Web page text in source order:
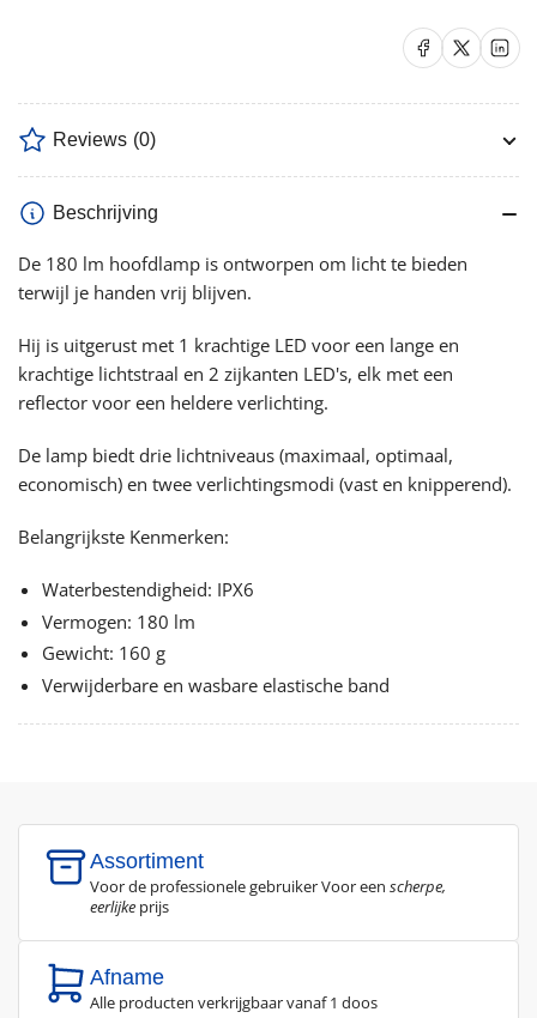
Delen op Facebook
Delen op X Delen
Reviews (0)
Beschrijving
De 180 lm hoofdlamp is ontworpen om licht te bieden
terwijl je handen vrij blijven.
Hij is uitgerust met 1 krachtige LED voor een lange en
krachtige lichtstraal en 2 zijkanten LED's, elk met een
reflector voor een heldere verlichting.
De lamp biedt drie lichtniveaus (maximaal, optimaal,
economisch) en twee verlichtingsmodi (vast en knipperend).
Belangrijkste Kenmerken:
Waterbestendigheid: IPX6
Vermogen: 180 lm
Gewicht: 160 g
Verwijderbare en wasbare elastische band
Assortiment
Voor de professionele gebruiker Voor een scherpe,
eerlijke prijs
Afname
Alle producten verkrijgbaar vanaf 1 doos